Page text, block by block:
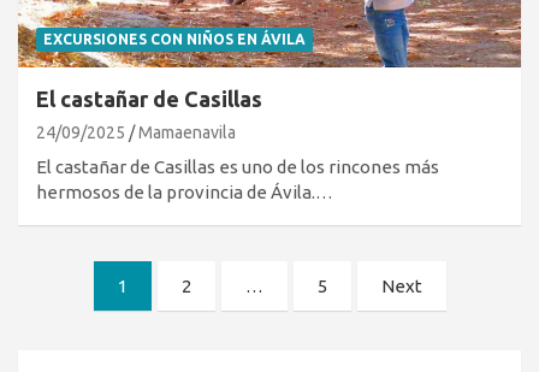
EXCURSIONES CON NIÑOS EN ÁVILA
El castañar de Casillas
24/09/2025 Mamaenavila
El castañar de Casillas es uno de los rincones más
hermosos de la provincia de Ávila.…
Paginación
1 2 … 5 Next